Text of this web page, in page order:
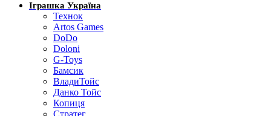
Іграшка Україна
Технок
Artos Games
DoDo
Doloni
G-Toys
Бамсик
ВладиТойс
Данко Тойс
Копиця
Стратег